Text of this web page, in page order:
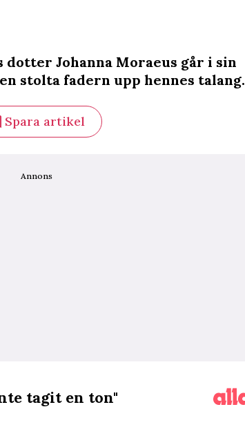
dotter Johanna Moraeus går i sin
stolta fadern upp hennes talang.
Spara artikel
Annons
tagit en ton"